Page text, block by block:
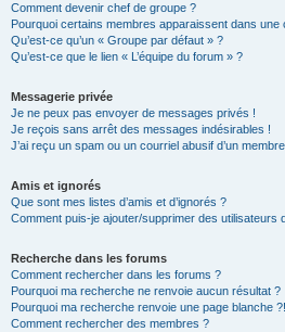
Comment devenir chef de groupe ?
Pourquoi certains membres apparaissent dans une
Qu’est-ce qu’un « Groupe par défaut » ?
Qu’est-ce que le lien « L’équipe du forum » ?
Messagerie privée
Je ne peux pas envoyer de messages privés !
Je reçois sans arrêt des messages indésirables !
J’ai reçu un spam ou un courriel abusif d’un
Amis et ignorés
Que sont mes listes d’amis et d’ignorés ?
Comment puis-je ajouter/supprimer des utilisateurs
Recherche dans les forums
Comment rechercher dans les forums ?
Pourquoi ma recherche ne renvoie aucun résultat ?
Pourquoi ma recherche renvoie une page blanche ?!
Comment rechercher des membres ?